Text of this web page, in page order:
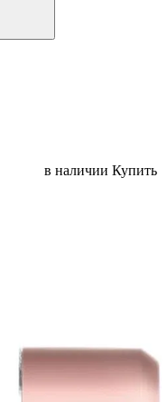
в наличии Купить